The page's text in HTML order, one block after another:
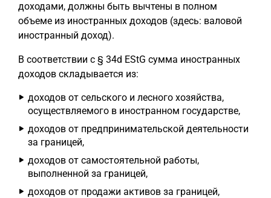
доходами, должны быть вычтены в полном
объеме из иностранных доходов (здесь: валовой
иностранный доход).
В соответствии с § 34d EStG сумма иностранных
доходов складывается из:
доходов от сельского и лесного хозяйства,
осуществляемого в иностранном государстве,
доходов от предпринимательской деятельности
за границей,
доходов от самостоятельной работы,
выполненной за границей,
доходов от продажи активов за границей,